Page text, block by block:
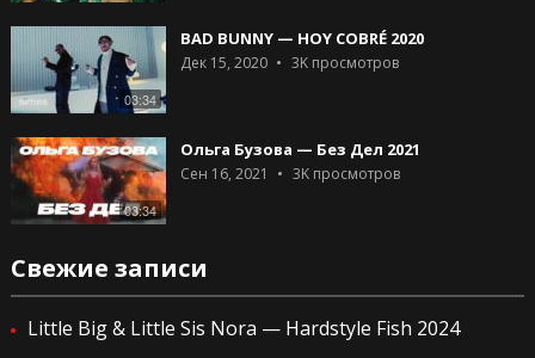
03:34
BAD BUNNY — HOY COBRÉ 2020
Дек 15, 2020 3Kпросмотров
03:34
Ольга Бузова — Без Дел 2021
Сен 16, 2021 3Kпросмотров
Свежие записи
Little Big & Little Sis Nora — Hardstyle Fish 2024